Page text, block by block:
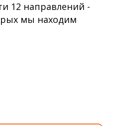
12 направлений -
мы находим